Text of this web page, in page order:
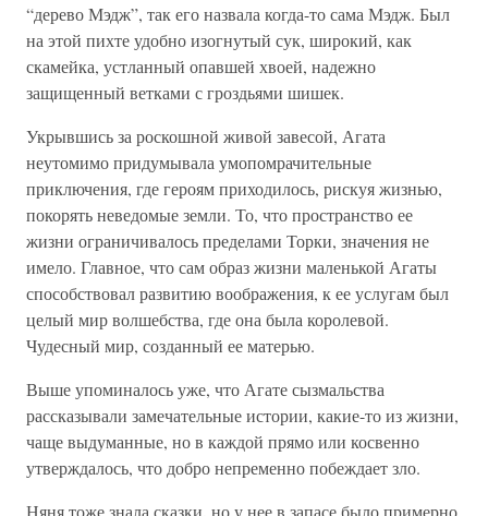
“дерево Мэдж”, так его назвала когда-то сама Мэдж. Был
на этой пихте удобно изогнутый сук, широкий, как
скамейка, устланный опавшей хвоей, надежно
защищенный ветками с гроздьями шишек.
Укрывшись за роскошной живой завесой, Агата
неутомимо придумывала умопомрачительные
приключения, где героям приходилось, рискуя жизнью,
покорять неведомые земли. То, что пространство ее
жизни ограничивалось пределами Торки, значения не
имело. Главное, что сам образ жизни маленькой Агаты
способствовал развитию воображения, к ее услугам был
целый мир волшебства, где она была королевой.
Чудесный мир, созданный ее матерью.
Выше упоминалось уже, что Агате сызмальства
рассказывали замечательные истории, какие-то из жизни,
чаще выдуманные, но в каждой прямо или косвенно
утверждалось, что добро непременно побеждает зло.
Няня тоже знала сказки, но у нее в запасе было примерно